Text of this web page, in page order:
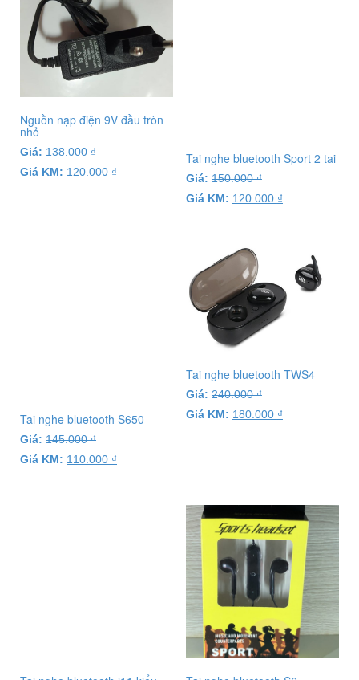
Nguồn nạp điện 9V đầu tròn
nhỏ
Giá: 138.000₫
Giá KM: 120.000 ₫
Tai nghe bluetooth Sport 2 tai
Giá: 150.000₫
Giá KM: 120.000 ₫
Tai nghe bluetooth S650
Giá: 145.000₫
Giá KM: 110.000 ₫
Tai nghe bluetooth TWS4
Giá: 240.000₫
Giá KM: 180.000 ₫